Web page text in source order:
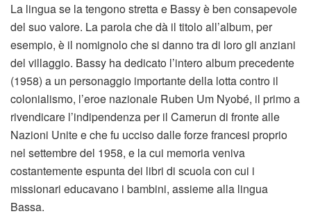
La lingua se la tengono stretta e Bassy è ben consapevole
del suo valore. La parola che dà il titolo all’album, per
esempio, è il nomignolo che si danno tra di loro gli anziani
del villaggio. Bassy ha dedicato l’intero album precedente
(1958) a un personaggio importante della lotta contro il
colonialismo, l’eroe nazionale Ruben Um Nyobé, il primo a
rivendicare l’indipendenza per il Camerun di fronte alle
Nazioni Unite e che fu ucciso dalle forze francesi proprio
nel settembre del 1958, e la cui memoria veniva
costantemente espunta dei libri di scuola con cui i
missionari educavano i bambini, assieme alla lingua
Bassa.